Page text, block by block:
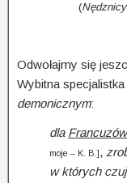
(Nędznicy
Odwołajmy się
Wybitna
demonicznym:
dla
moje – K. B.] ,
w których